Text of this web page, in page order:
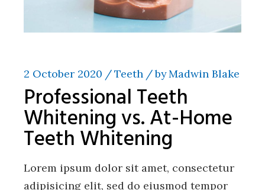
2 October 2020 Teeth byMadwin Blake
Professional Teeth
Whitening vs. At-Home
Teeth Whitening
Lorem ipsum dolor sit amet, consectetur
adipisicing elit, sed do eiusmod tempor